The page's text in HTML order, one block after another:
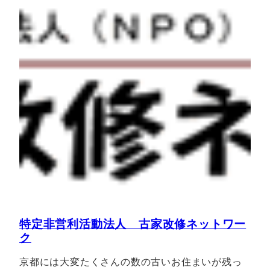
特定非営利活動法人 古家改修ネットワー
ク
京都には大変たくさんの数の古いお住まいが残っ